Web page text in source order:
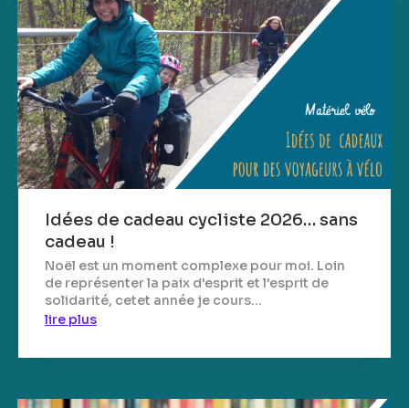
Idées de cadeau cycliste 2026… sans
cadeau !
Noël est un moment complexe pour moi. Loin
de représenter la paix d'esprit et l'esprit de
solidarité, cetet année je cours...
lire plus